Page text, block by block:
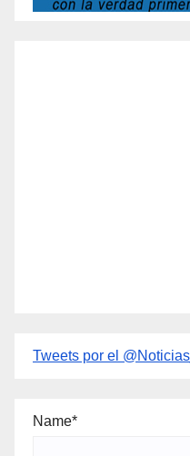
Tweets por el
Name*